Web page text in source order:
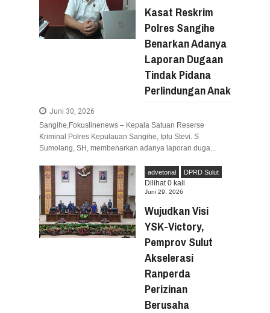
RESES VIONITA KUERA SERAP
Aug 05, 2026
GUBERNUR YULIUS BAWAKAN CERITA
Aug 05, 2026
RESES DI SMK NEGERI 1 TONDANO,
Aug 04, 2026
RESES IRENE GOLDA PINONTOAN
Aug 04, 2026
RESES II DPRD SULUT, ROYKE
Aug 03, 2026
RESES II 2026, EUGENIE MANTIRI
Kasat Reskrim
Polres Sangihe
Benarkan Adanya
Laporan Dugaan
Tindak Pidana
Perlindungan Anak
Juni 30, 2026
Sangihe,Fokuslinenews – Kepala Satuan Reserse
Kriminal Polres Kepulauan Sangihe, Iptu Stevi. S
Sumolang, SH, membenarkan adanya laporan duga...
advetorial DPRD Sulut
Dilihat 0 kali
Juni 29, 2026
Wujudkan Visi
YSK-Victory,
Pemprov Sulut
Akselerasi
Ranperda
Perizinan
Berusaha